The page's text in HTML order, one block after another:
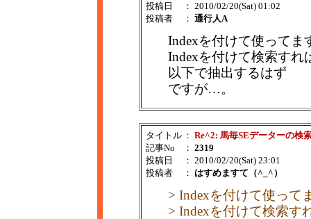
投稿日
： 2010/02/20(Sat) 01:02
投稿者
： 通行人A
Indexを付けて使ってま
Indexを付けて検索すれ
以下で抽出するはず
ですが…。
タイトル ： Re^2: 馬毎SEデーターの検
記事No
： 2319
投稿日
： 2010/02/20(Sat) 23:01
投稿者
： はすめますて（^_^）
> Indexを付けて使って
> Indexを付けて検索す